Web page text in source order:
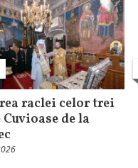
raclei celor trei
de la